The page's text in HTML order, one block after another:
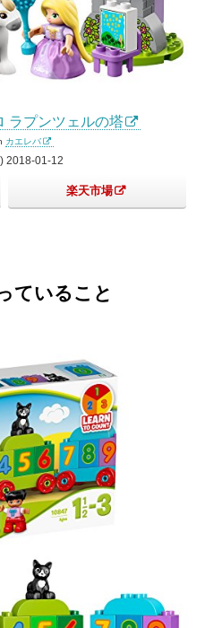
ラプンツェルの塔
カエレバ
2018-01-12
楽天市場
ていること